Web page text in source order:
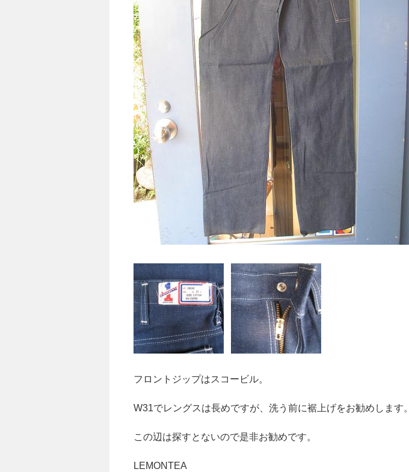
フロントジップはスコービル。
W31でレングスは長めですが、洗う前に裾上げをお勧めします。
この辺は探すとないので是非お勧めです。
LEMONTEA